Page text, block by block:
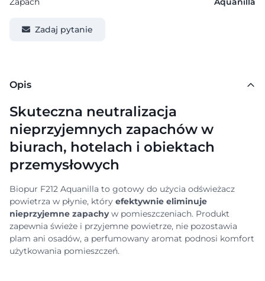
Zadaj pytanie
Opis
Skuteczna neutralizacja
nieprzyjemnych zapachów w
biurach, hotelach i obiektach
przemysłowych
Biopur F212 Aquanilla to gotowy do użycia odświeżacz
powietrza w płynie, który efektywnie eliminuje
nieprzyjemne zapachyw pomieszczeniach. Produkt
zapewnia świeże i przyjemne powietrze, nie pozostawia
plam ani osadów, a perfumowany aromat podnosi komfort
użytkowania pomieszczeń.